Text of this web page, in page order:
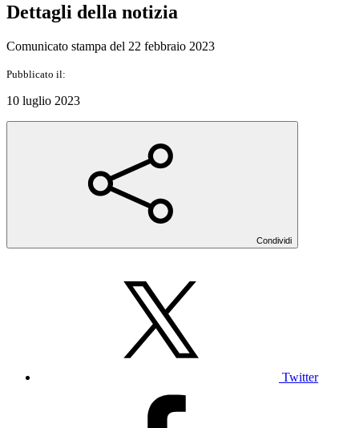
Dettagli della notizia
Comunicato stampa del 22 febbraio 2023
Pubblicato il:
10 luglio 2023
Condividi
Twitter